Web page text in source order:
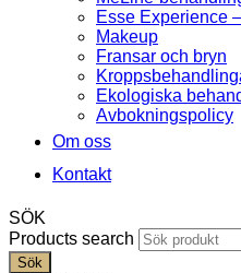
Esse Experience
Makeup
Fransar och bryn
Ekologiska
Avbokningspolicy
Om oss
Kontakt
SÖK
Products search
Sök